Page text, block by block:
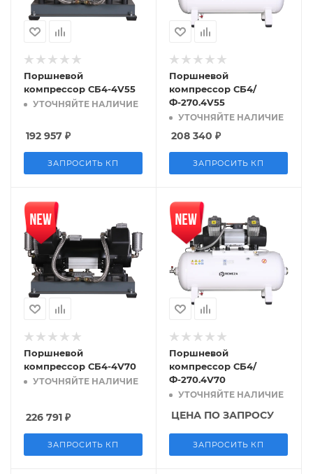
Поршневой
компрессор СБ4-4V55
УТОЧНЯЙТЕ НАЛИЧИЕ
192 957 ₽
ЗАПРОСИТЬ КП
Поршневой
компрессор СБ4/
Ф-270.4V55
УТОЧНЯЙТЕ НАЛИЧИЕ
208 340 ₽
ЗАПРОСИТЬ КП
Поршневой
компрессор СБ4-4V70
УТОЧНЯЙТЕ НАЛИЧИЕ
226 791 ₽
ЗАПРОСИТЬ КП
Поршневой
компрессор СБ4/
Ф-270.4V70
УТОЧНЯЙТЕ НАЛИЧИЕ
ЦЕНА ПО ЗАПРОСУ
ЗАПРОСИТЬ КП